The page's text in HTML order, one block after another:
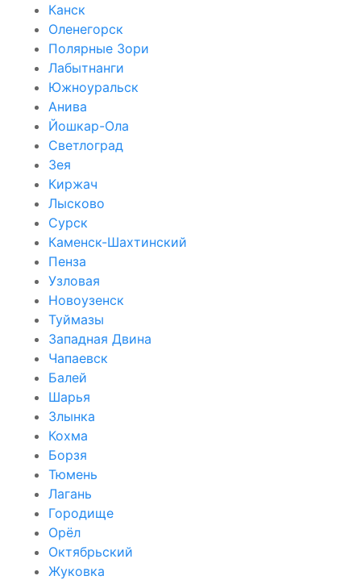
Канск
Оленегорск
Полярные Зори
Лабытнанги
Южноуральск
Анива
Йошкар-Ола
Светлоград
Зея
Киржач
Лысково
Сурск
Каменск-Шахтинский
Пенза
Узловая
Новоузенск
Туймазы
Западная Двина
Чапаевск
Балей
Шарья
Злынка
Кохма
Борзя
Тюмень
Лагань
Городище
Орёл
Октябрьский
Жуковка